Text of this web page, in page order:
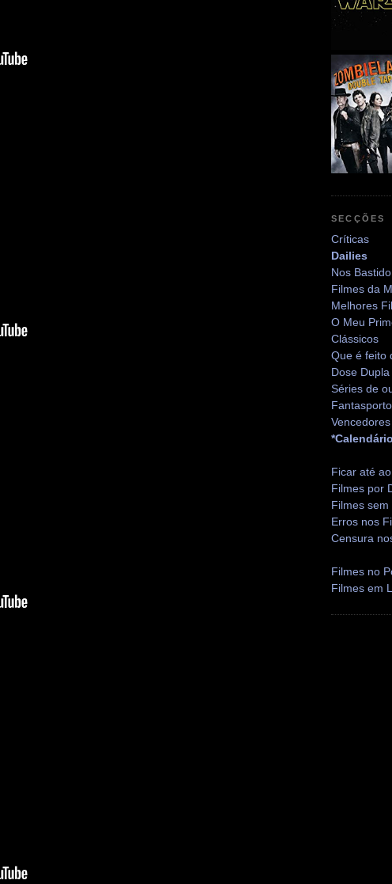
SECÇÕES
Críticas
Dailies
Nos
Filmes da
Melhores
O Meu
Clássicos
Que é feito
Dose Dupla
Séries de
Fantasporto
Ficar até
Filmes por
Filmes
Erros nos
Censura
Filmes no
Filmes em